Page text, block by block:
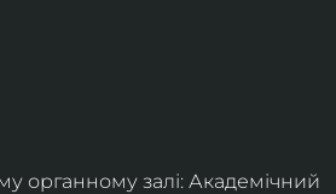
органному залі: Академічний